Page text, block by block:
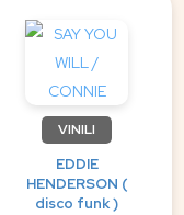
VINILI
EDDIE
HENDERSON (
disco funk )